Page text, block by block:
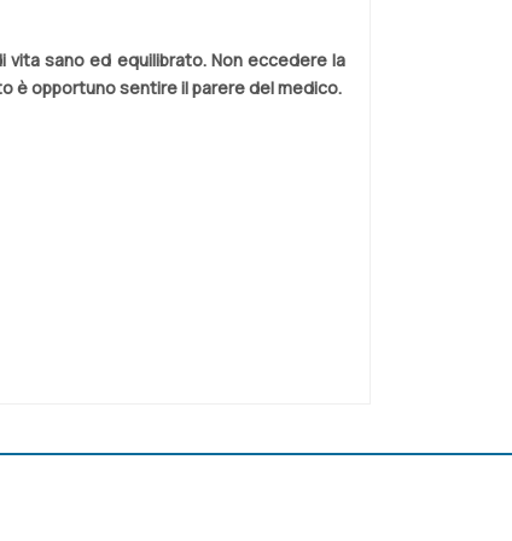
sano ed equilibrato. Non eccedere la
è opportuno sentire il parere del medico.